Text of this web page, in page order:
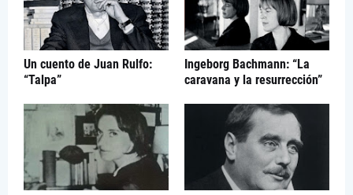
Un cuento de Juan Rulfo:
“Talpa”
Ingeborg Bachmann: “La
caravana y la resurrección”